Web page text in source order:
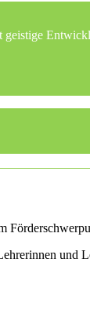
geistige
und